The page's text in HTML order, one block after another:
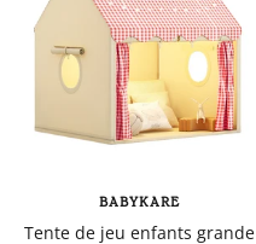
BABYKARE
Tente de jeu enfants grande